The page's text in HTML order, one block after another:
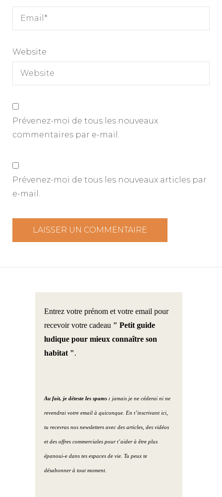
Website
Prévenez-moi de tous les nouveaux
commentaires par e-mail.
Prévenez-moi de tous les nouveaux articles par
e-mail.
Entrez votre prénom et votre email pour
recevoir votre cadeau " Petit guide
ludique pour mieux connaître son
habitat ".
Au fait, je déteste les spams : jamais je ne céderai ni ne
revendrai votre email à quiconque. En t’inscrivant ici,
tu recevras nos newsletters avec des articles, des vidéos
et des offres commerciales pour t’aider à être plus
épanoui-e dans tes espaces de vie. Tu peux te
désabonner à tout moment.